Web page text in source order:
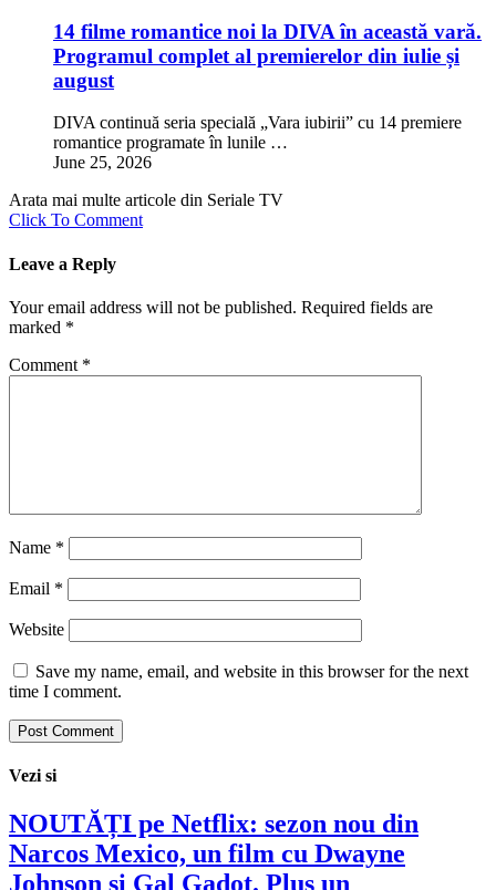
14 filme romantice noi la DIVA în această vară.
Programul complet al premierelor din iulie și
august
DIVA continuă seria specială „Vara iubirii” cu 14 premiere
romantice programate în lunile …
June 25, 2026
Arata mai multe articole din Seriale TV
Click To Comment
Leave a Reply
Your email address will not be published. Required fields are
marked *
Comment *
Name *
Email *
Website
Save my name, email, and website in this browser for the next
time I comment.
Vezi si
NOUTĂȚI pe Netflix: sezon nou din
Narcos Mexico, un film cu Dwayne
Johnson și Gal Gadot. Plus un